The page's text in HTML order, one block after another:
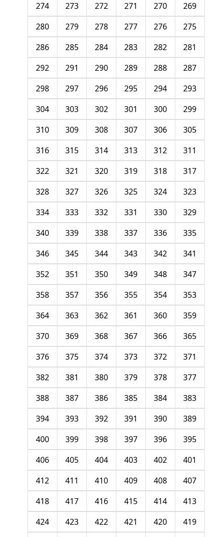
269
270
271
272
273
274
275
276
277
278
279
280
281
282
283
284
285
286
287
288
289
290
291
292
293
294
295
296
297
298
299
300
301
302
303
304
305
306
307
308
309
310
311
312
313
314
315
316
317
318
319
320
321
322
323
324
325
326
327
328
329
330
331
332
333
334
335
336
337
338
339
340
341
342
343
344
345
346
347
348
349
350
351
352
353
354
355
356
357
358
359
360
361
362
363
364
365
366
367
368
369
370
371
372
373
374
375
376
377
378
379
380
381
382
383
384
385
386
387
388
389
390
391
392
393
394
395
396
397
398
399
400
401
402
403
404
405
406
407
408
409
410
411
412
413
414
415
416
417
418
419
420
421
422
423
424